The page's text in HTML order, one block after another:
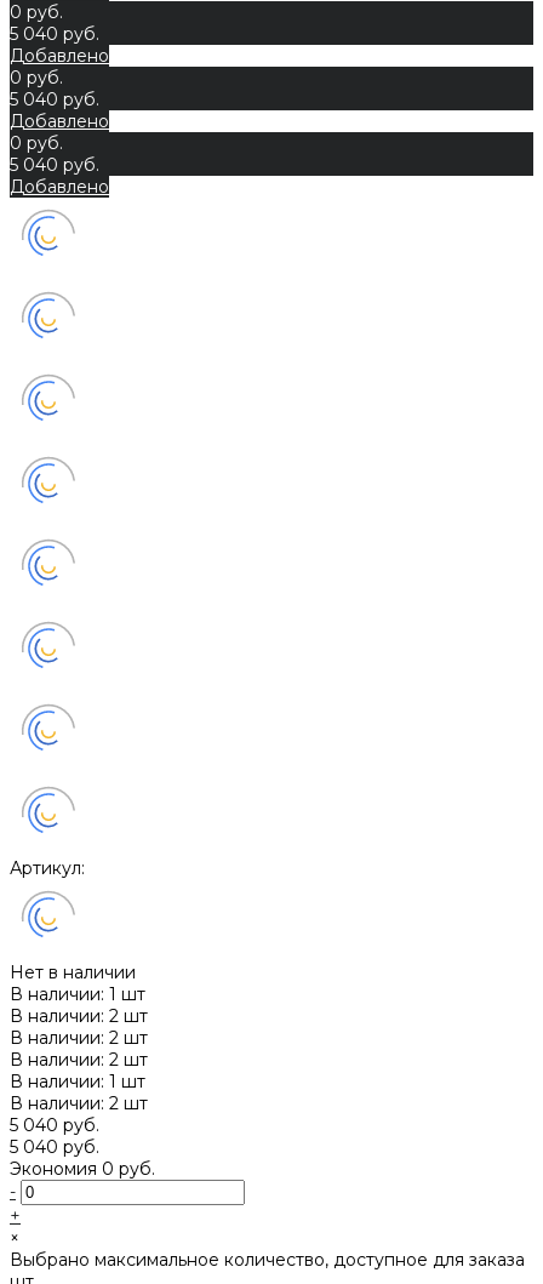
0 руб.
5 040 руб.
Добавлено
0 руб.
5 040 руб.
Добавлено
0 руб.
5 040 руб.
Добавлено
Артикул:
Нет в наличии
В наличии: 1 шт
В наличии: 2 шт
В наличии: 2 шт
В наличии: 2 шт
В наличии: 1 шт
В наличии: 2 шт
5 040 руб.
5 040 руб.
Экономия 0 руб.
-
+
×
Выбрано максимальное количество, доступное для заказа